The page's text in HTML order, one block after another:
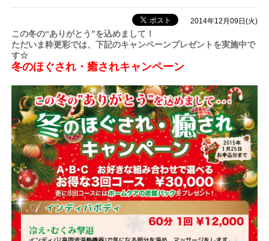
2014年12月09日(火)
この冬の“ありがとう”を込めまして！
ただいま粋更彩では、下記のキャンペーンプレゼントを実施中で
す☆
冬のほぐされ・癒されキャンペーン